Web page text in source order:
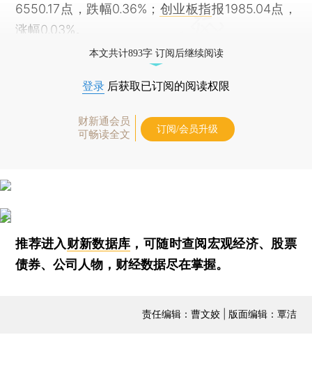
6550.17点，跌幅0.36%； 创业板指报1985.04点，
涨幅0.03%。
本文共计893字 订阅后继续阅读
登录 后获取已订阅的阅读权限
财新通会员
可畅读全文
订阅/会员升级
推荐进入财新数据库 ，可随时查阅宏观经济、股票
债券、公司人物，财经数据尽在掌握。
责任编辑：曹文姣 | 版面编辑：覃洁